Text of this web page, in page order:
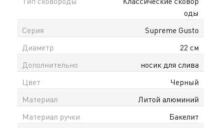
оды
Серия
Supreme Gusto
Диаметр
22 см
Дополнительно
носик для слива
Цвет
Черный
Материал
Литой алюминий
Материал ручки
Бакелит